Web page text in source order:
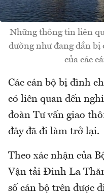
Những thông tin liên
dường như đang dần bị
của các
Các cán bộ bị đình
có liên quan đến
đoàn Tư vấn giao
đây đã đi làm trở lại.
Theo xác nhận của
Vận tải Đinh La
số cán bộ trên được